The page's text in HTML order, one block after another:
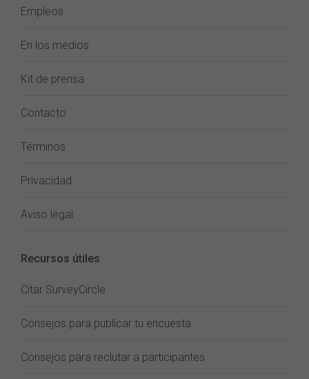
Empleos
En los medios
Kit de prensa
Contacto
Términos
Privacidad
Aviso legal
Recursos útiles
Citar SurveyCircle
Consejos para publicar tu encuesta
Consejos para reclutar a participantes